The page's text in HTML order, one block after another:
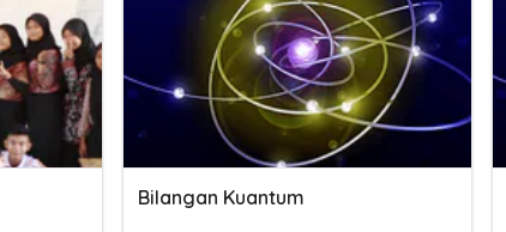
Bilangan Kuantum